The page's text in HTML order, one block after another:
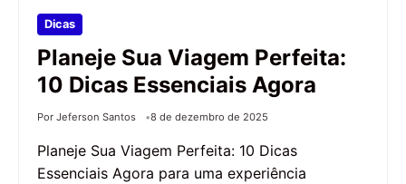
Dicas
Planeje Sua Viagem Perfeita:
10 Dicas Essenciais Agora
Por Jeferson Santos 8 de dezembro de 2025
Planeje Sua Viagem Perfeita: 10 Dicas
Essenciais Agora para uma experiência